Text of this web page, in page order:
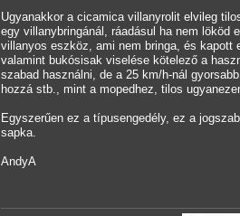
Ugyanakkor a cicamica villanyrolit elvileg
egy villanybringánál, ráadásul ha nem lököd
villanyos eszköz, ami nem bringa, és kapott
valamint bukósisak viselése kötelező a
szabad használni, de a 25 km/h-nál
hozzá stb., mint a mopedhez, tilos
Egyszerűen ez a típusengedély, ez a
sapka.
AndyA